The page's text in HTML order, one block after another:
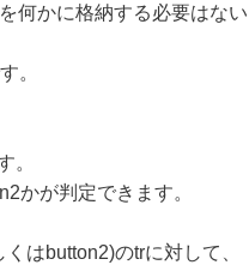
何かに格納する必要はない
。
。
かが判定できます。
はbutton2)のtrに対して、